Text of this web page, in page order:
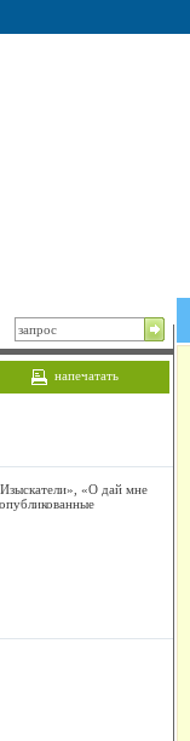
напечатать
«О дай мне